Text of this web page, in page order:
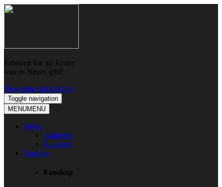
Skip
Skip
Erfahren Sie als Erster,
was es Neues gibt!
Newsletter abonnieren
Toggle navigation
MENUMENU
News
Aktuelles
Ratgeber
Fanshop
Fanshop